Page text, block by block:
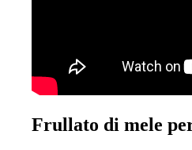
Frullato di mele